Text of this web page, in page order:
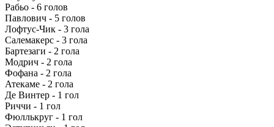
Рабьо - 6 голов
Павлович - 5 голов
Лофтус-Чик - 3 гола
Салемакерс - 3 гола
Бартезаги - 2 гола
Модрич - 2 гола
Фофана - 2 гола
Атекаме - 2 гола
Де Винтер - 1 гол
Риччи - 1 гол
Фюллькруг - 1 гол